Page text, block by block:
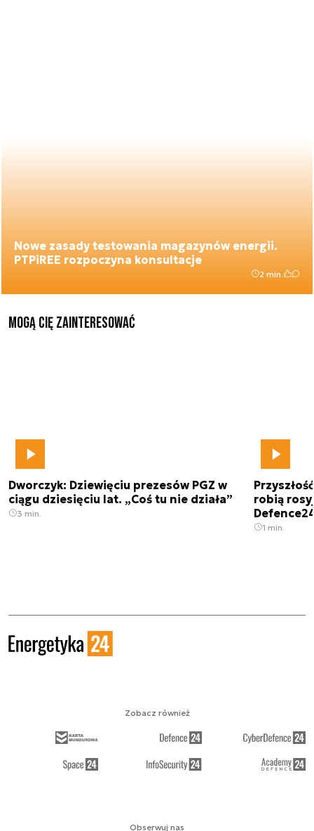
Nowe zasady testowania magazynów energii.
PTPiREE rozpoczyna konsultacje
2 min.
Mogą Cię zainteresować
Dworczyk: Dziewięciu prezesów PGZ w
ciągu dziesięciu lat. „Coś tu nie działa”
3 min.
robią
1 min.
Obserwuj nas
Zobacz również